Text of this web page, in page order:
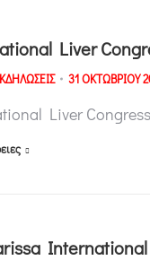
Liver
31 ΟΚΤΩΒΡΙΟΥ
Liver